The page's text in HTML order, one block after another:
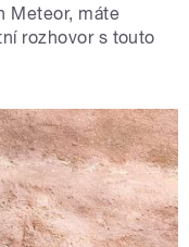
Meteor, máte
rozhovor s touto